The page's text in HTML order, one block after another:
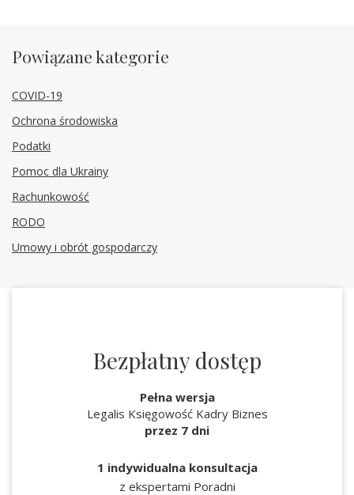
Powiązane kategorie
COVID-19
Ochrona środowiska
Podatki
Pomoc dla Ukrainy
Rachunkowość
RODO
Umowy i obrót gospodarczy
Bezpłatny dostęp
Pełna wersja
Legalis Księgowość Kadry Biznes
przez 7 dni
1 indywidualna konsultacja
z ekspertami Poradni